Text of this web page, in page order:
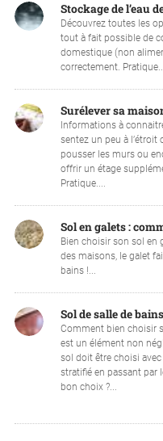
Stockage de l’eau
Découvrez toutes les
tout à fait possible de
domestique (non
correctement.
Surélever sa
Informations à
sentez un peu à l’étroit
pousser les murs ou
offrir un étage
Pratique....
Sol en galets :
Bien choisir son sol en
des maisons, le galet
bains !...
Sol de salle de
Comment bien choisir
est un élément non
sol doit être choisi
stratifié en passant par
bon choix ?...